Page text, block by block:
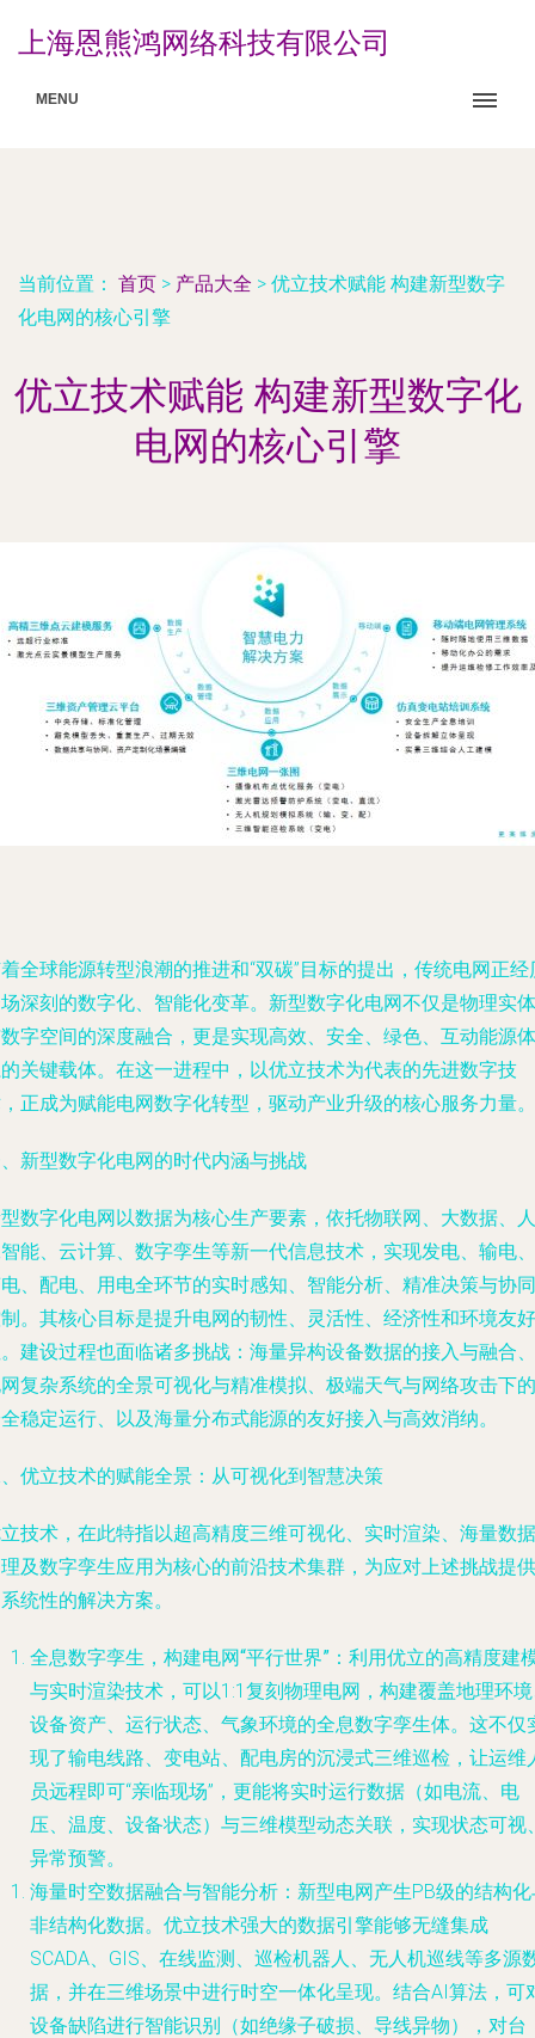
上海恩熊鸿网络科技有限公司
MENU
当前位置： 首页 > 产品大全 > 优立技术赋能 构建新型数字
化电网的核心引擎
优立技术赋能 构建新型数字化
电网的核心引擎
全球能源转型浪潮的推进和“双碳”目标的提出，传统电网正经
深刻的数字化、智能化变革。新型数字化电网不仅是物理实体
字空间的深度融合，更是实现高效、安全、绿色、互动能源体
关键载体。在这一进程中，以优立技术为代表的先进数字技
正成为赋能电网数字化转型，驱动产业升级的核心服务力量。
新型数字化电网的时代内涵与挑战
数字化电网以数据为核心生产要素，依托物联网、大数据、人
能、云计算、数字孪生等新一代信息技术，实现发电、输电、
、配电、用电全环节的实时感知、智能分析、精准决策与协同
。其核心目标是提升电网的韧性、灵活性、经济性和环境友好
建设过程也面临诸多挑战：海量异构设备数据的接入与融合、
复杂系统的全景可视化与精准模拟、极端天气与网络攻击下的
稳定运行、以及海量分布式能源的友好接入与高效消纳。
优立技术的赋能全景：从可视化到智慧决策
技术，在此特指以超高精度三维可视化、实时渲染、海量数据
及数字孪生应用为核心的前沿技术集群，为应对上述挑战提供
统性的解决方案。
全息数字孪生，构建电网“平行世界” ：利用优立的高精度建
与实时渲染技术，可以1:1复刻物理电网，构建覆盖地理环
设备资产、运行状态、气象环境的全息数字孪生体。这不仅
现了输电线路、变电站、配电房的沉浸式三维巡检，让运维
员远程即可“亲临现场”，更能将实时运行数据（如电流、电
压、温度、设备状态）与三维模型动态关联，实现状态可视
异常预警。
海量时空数据融合与智能分析 ：新型电网产生PB级的结构
非结构化数据。优立技术强大的数据引擎能够无缝集成
SCADA、GIS、在线监测、巡检机器人、无人机巡线等多源
据，并在三维场景中进行时空一体化呈现。结合AI算法，可
设备缺陷进行智能识别（如绝缘子破损、导线异物），对台